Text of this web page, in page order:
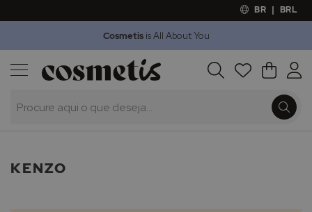
BR | BRL
Cosmetisis All About You
Procura O Meu
Outlet
KENZO